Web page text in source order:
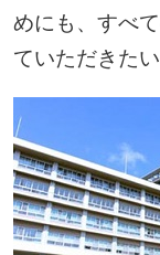
めにも、すべ
ていただきた